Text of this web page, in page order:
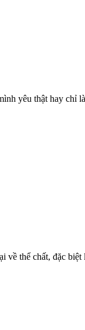
yêu thật hay chỉ
về thể chất, đặc